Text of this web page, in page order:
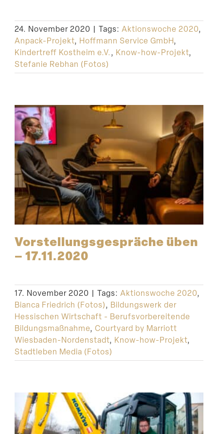
24. November 2020 | Tags: Aktionswoche 2020,
Anpack-Projekt, Hoffmann Service GmbH,
Kindertreff Kostheim e.V., Know-how-Projekt,
Stefanie Rebhan (Fotos)
Vorstel­lungs­ge­spräche üben
– 17.11.2020
17. November 2020 | Tags: Aktionswoche 2020,
Bianca Friedrich (Fotos), Bildungswerk der
Hessischen Wirtschaft - Berufsvorbereitende
Bildungsmaßnahme, Courtyard by Marriott
Wiesbaden-Nordenstadt, Know-how-Projekt,
Stadtleben Media (Fotos)